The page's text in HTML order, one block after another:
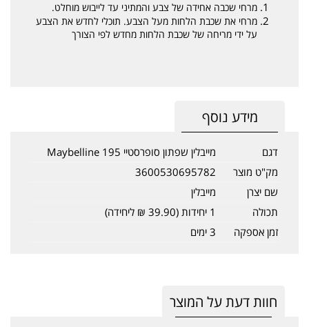
מרחי שכבה אחידה של צבע והמתיני עד לייבוש מוחלט.
מרחי את שכבת הלחות מעל הצבע. תוכלי לחדש את הצבע
על ידי מריחה של שכבת הלחות מחדש לפי הצורך
מידע נוסף
דגם
מייבלין שפתון סופרסטיי 195 Maybelline
מק"ט מוצר
3600530695782
שם יצרן
מייבלין
תכולה
1 יחידות (39.90 ₪ ליחידה)
זמן אספקה
3 ימים
חוות דעת על המוצר